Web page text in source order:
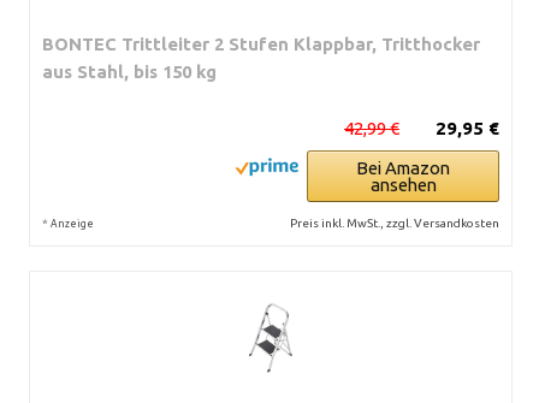
BONTEC Trittleiter 2 Stufen Klappbar, Tritthocker
aus Stahl, bis 150 kg
29,95 €
42,99 €
Bei Amazon
ansehen
* Anzeige Preis inkl. MwSt., zzgl. Versandkosten